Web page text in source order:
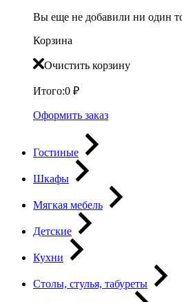
Вы еще не добавили ни один
Корзина
Очистить корзину
Итого:0 ₽
Оформить заказ
Гостиные
Шкафы
Мягкая мебель
Детские
Кухни
Столы, стулья, табуреты